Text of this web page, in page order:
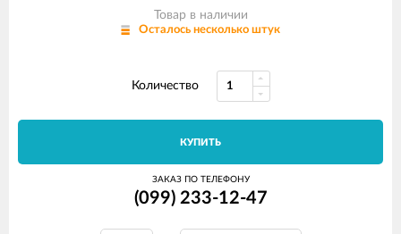
Товар в наличии
Осталось несколько штук
Количество
КУПИТЬ
ЗАКАЗ ПО ТЕЛЕФОНУ
(099) 233-12-47